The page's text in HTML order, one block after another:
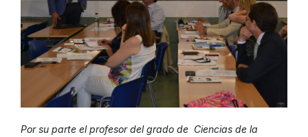
Por su parte el profesor del grado de Ciencias de la